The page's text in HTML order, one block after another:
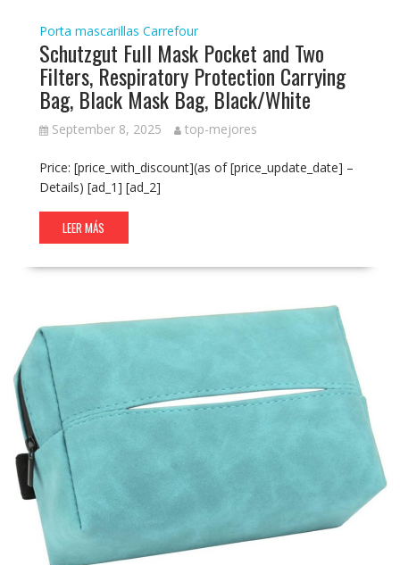
Porta mascarillas Carrefour
Schutzgut Full Mask Pocket and Two
Filters, Respiratory Protection Carrying
Bag, Black Mask Bag, Black/White
September 8, 2025 top-mejores
Price: [price_with_discount](as of [price_update_date] –
Details) [ad_1] [ad_2]
LEER MÁS